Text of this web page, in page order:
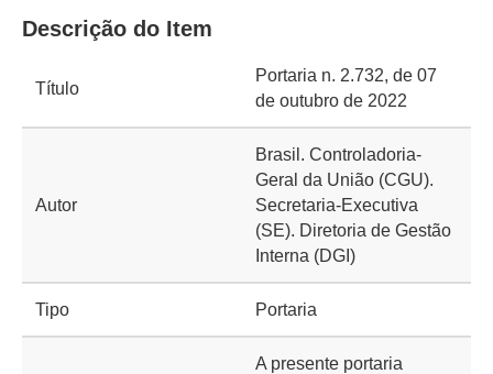
Descrição do Item
Título
Portaria n. 2.732, de 07
de outubro de 2022
Autor
Brasil. Controladoria-
Geral da União (CGU).
Secretaria-Executiva
(SE). Diretoria de Gestão
Interna (DGI)
Tipo Portaria
A presente portaria